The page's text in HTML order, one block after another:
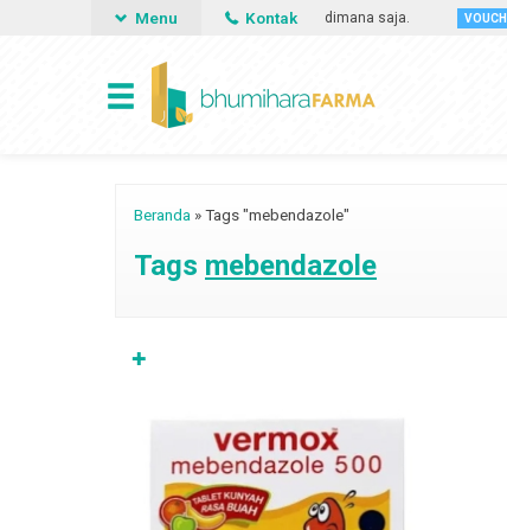
memesan obat apa saja, kapan saja dan dimana saja. VOUCHER
Menu Kontak
Beranda »Tags "mebendazole"
Tags mebendazole
✚